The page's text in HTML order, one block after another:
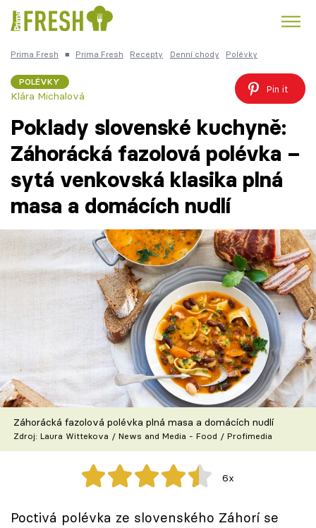
Česká kuchyně
Témata
Články
TV Program
Recepty z TV
Speciál: Cuketa
Těhotnej kuchař
Sledujte prima+
Přihlášení
Prima Fresh ■ Prima Fresh Recepty Denní chody Polévky
POLÉVKY
Klára Michalová
Pin it
Poklady slovenské kuchyně:
Záhorácká fazolová polévka –
sytá venkovská klasika plná
masa a domácích nudlí
Záhorácká fazolová polévka plná masa a domácích nudlí
Zdroj: Laura Wittekova / News and Media - Food / Profimedia
6x
Poctivá polévka ze slovenského Záhorí se